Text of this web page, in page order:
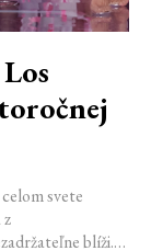
svete
blíži.